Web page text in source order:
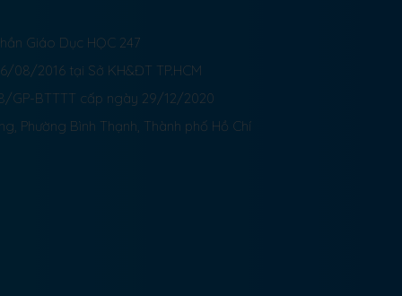
Giáo Dục HỌC 247
08/2016 tại Sở KH&ĐT TP.HCM
GP-BTTTT cấp ngày 29/12/2020
Phường Bình Thạnh, Thành phố Hồ Chí